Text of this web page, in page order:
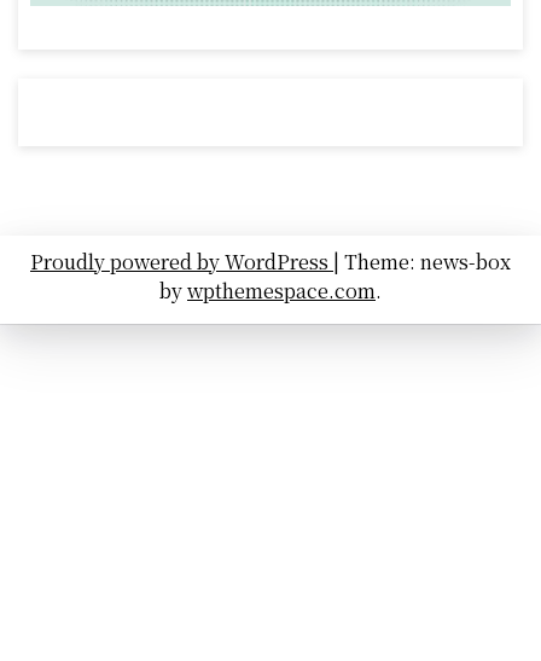
Proudly powered by WordPress | Theme: news-box
bywpthemespace.com.